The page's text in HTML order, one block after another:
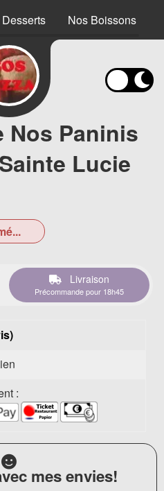
Nos Boissons
Nos Paninis
Lucie
Livraison
Précommande pour 18h45
:
mes envies!